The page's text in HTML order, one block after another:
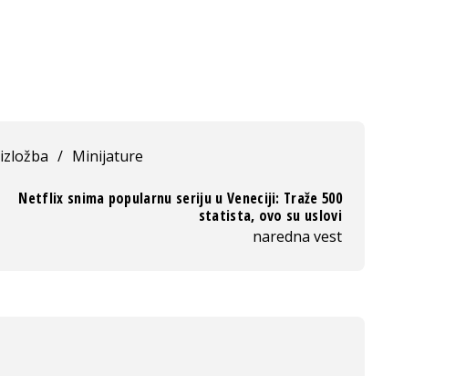
izložba / Minijature
Netflix snima popularnu seriju u Veneciji: Traže 500
statista, ovo su uslovi
naredna vest